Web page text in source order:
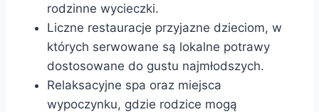
rodzinne wycieczki.
Liczne restauracje przyjazne dzieciom, w
których serwowane są lokalne potrawy
dostosowane do gustu najmłodszych.
Relaksacyjne spa oraz miejsca
wypoczynku, gdzie rodzice mogą